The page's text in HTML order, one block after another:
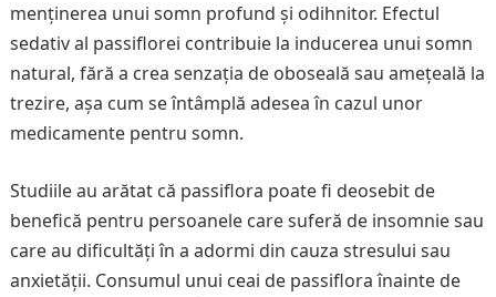
menținerea unui somn profund și odihnitor. Efectul
sedativ al passiflorei contribuie la inducerea unui somn
natural, fără a crea senzația de oboseală sau amețeală la
trezire, așa cum se întâmplă adesea în cazul unor
medicamente pentru somn.
Studiile au arătat că passiflora poate fi deosebit de
benefică pentru persoanele care suferă de insomnie sau
care au dificultăți în a adormi din cauza stresului sau
anxietății. Consumul unui ceai de passiflora înainte de